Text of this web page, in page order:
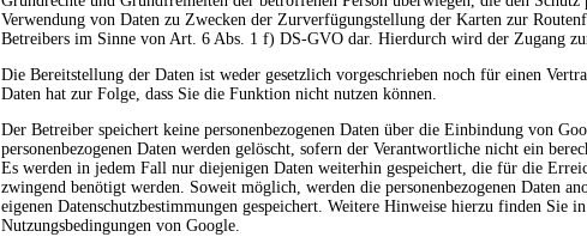
Verwendung von Daten zu Zwecken der Zurverfügungstellung der Karten zur
Betreibers im Sinne von Art. 6 Abs. 1 f) DS-GVO dar. Hierdurch wird der Zugang
Die Bereitstellung der Daten ist weder gesetzlich vorgeschrieben noch für einen
Daten hat zur Folge, dass Sie die Funktion nicht nutzen können.
Der Betreiber speichert keine personenbezogenen Daten über die Einbindung von
personenbezogenen Daten werden gelöscht, sofern der Verantwortliche nicht ein
Es werden in jedem Fall nur diejenigen Daten weiterhin gespeichert, die für die
zwingend benötigt werden. Soweit möglich, werden die personenbezogenen Daten
eigenen Datenschutzbestimmungen gespeichert. Weitere Hinweise hierzu finden Sie
Nutzungsbedingungen von Google.